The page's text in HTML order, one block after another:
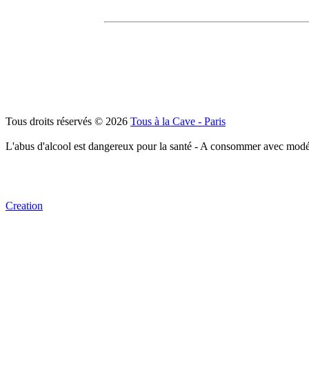
Tous droits réservés © 2026 Tous à la Cave - Paris
L'abus d'alcool est dangereux pour la santé - A consommer avec
Creation